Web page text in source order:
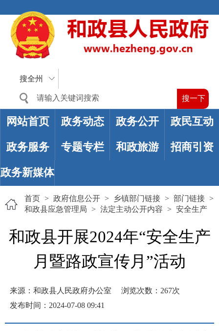
搜全州
网站首页 政务动态 政务公开 政民互动
政务服务 专题专栏 和政旅游 招商引资
政务新媒体
首页 > 政府信息公开 > 乡镇部门链接 > 部门链接 >
和政县应急管理局 > 法定主动公开内容 > 安全生产
和政县开展2024年“安全生产
月暨路政宣传月”活动
来源：和政县人民政府办公室 浏览次数： 267次
发布时间：2024-07-08 09:41